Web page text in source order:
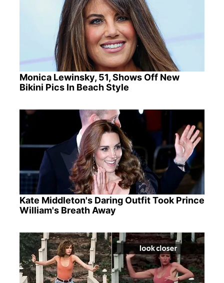
Monica Lewinsky, 51, Shows Off New
Bikini Pics In Beach Style
Kate Middleton's Daring Outfit Took Prince
William's Breath Away